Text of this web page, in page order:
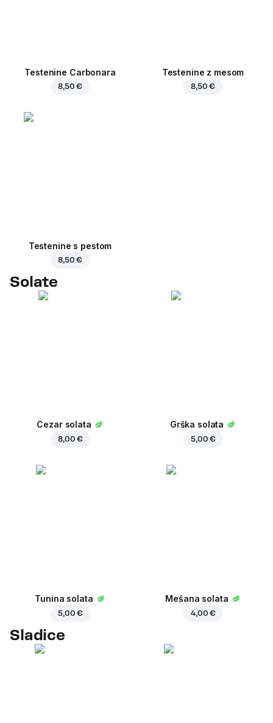
Testenine Carbonara
8,50 €
Testenine z mesom
8,50 €
Testenine s pestom
8,50 €
Solate
Cezar solata
8,00 €
Grška solata
5,00 €
Tunina solata
5,00 €
Mešana solata
4,00 €
Sladice